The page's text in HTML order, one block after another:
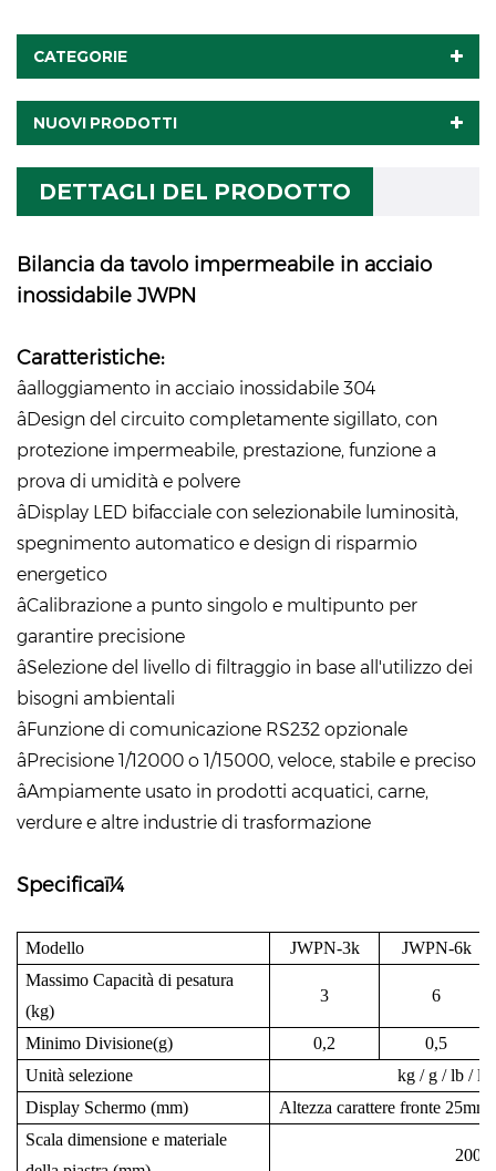
CATEGORIE
NUOVI PRODOTTI
DETTAGLI DEL PRODOTTO
Bilancia da tavolo impermeabile in acciaio
inossidabile JWPN
Caratteristiche:
âalloggiamento in acciaio inossidabile 304
âDesign del circuito completamente sigillato, con
protezione impermeabile, prestazione, funzione a
prova di umidità e polvere
âDisplay LED bifacciale con selezionabile luminosità,
spegnimento automatico e design di risparmio
energetico
âCalibrazione a punto singolo e multipunto per
garantire precisione
âSelezione del livello di filtraggio in base all'utilizzo dei
bisogni ambientali
âFunzione di comunicazione RS232 opzionale
âPrecisione 1/12000 o 1/15000, veloce, stabile e preciso
âAmpiamente usato in prodotti acquatici, carne,
verdure e altre industrie di trasformazione
Specificaï¼
Modello JWPN-3k
JWPN-6k
Massimo Capacità di pesatura
(kg)
3 6
Minimo Divisione(g) 0,2
0,5
Unità selezione
kg / g / lb /
Display Schermo (mm)
Altezza carattere fronte
Scala dimensione e materiale